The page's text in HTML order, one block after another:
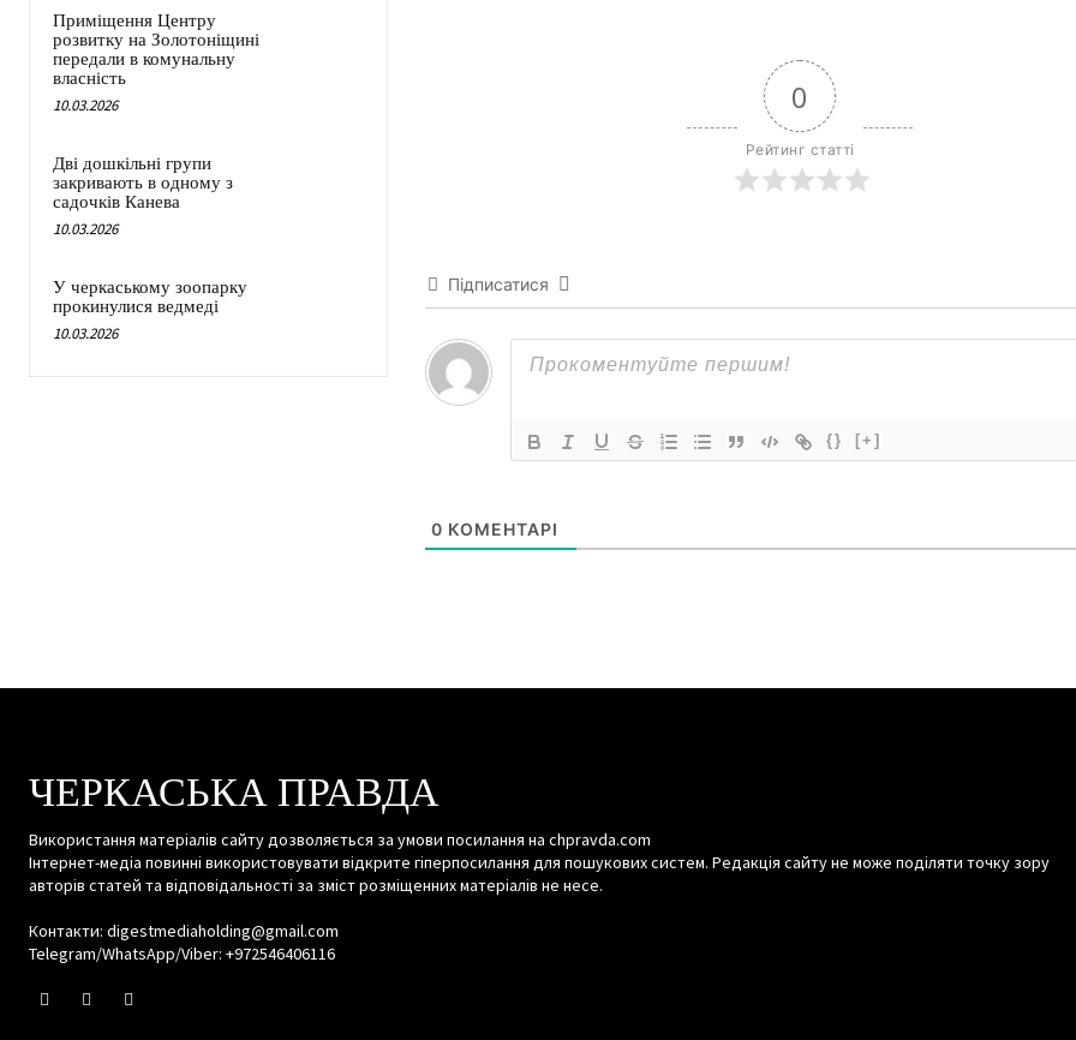
Приміщення Центру
розвитку на Золотоніщині
передали в комунальну
власність
10.03.2026
Дві дошкільні групи
закривають в одному з
садочків Канева
10.03.2026
У черкаському зоопарку
прокинулися ведмеді
10.03.2026
0
Рейтинг статті
Підписатися
{} [+]
0 КОМЕНТАРІ
ЧЕРКАСЬКА ПРАВДА
Використання матеріалів сайту дозволяється за умови посилання на chpravda.com
Інтернет-медіа повинні використовувати відкрите гіперпосилання для пошукових систем. Редакція сайту не може поділяти точку зору
авторів статей та відповідальності за зміст розміщенних матеріалів не несе.
Контакти: digestmediaholding@gmail.com
Telegram/WhatsApp/Viber: +972546406116